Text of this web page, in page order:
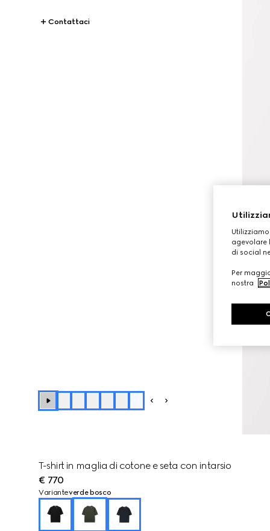
Contattaci
T-shirt in maglia di cotone e seta con intarsio
€ 770
Varianteverde bosco
agevolare
di social
Per
nostra